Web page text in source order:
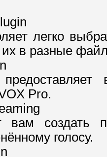
легко
их в разные
Pro.
вам
голосу.